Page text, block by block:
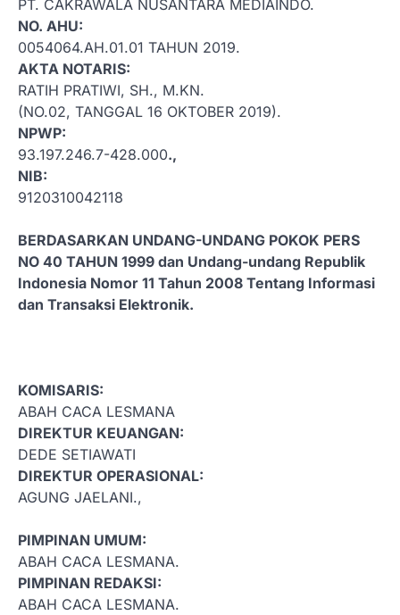
PT. CAKRAWALA NUSANTARA MEDIAINDO.
NO. AHU:
0054064.AH.01.01 TAHUN 2019.
AKTA NOTARIS:
RATIH PRATIWI, SH., M.KN.
(NO.02, TANGGAL 16 OKTOBER 2019).
NPWP:
93.197.246.7-428.000.,
NIB:
9120310042118
BERDASARKAN UNDANG-UNDANG POKOK PERS
NO 40 TAHUN 1999 dan Undang-undang Republik
Indonesia Nomor 11 Tahun 2008 Tentang Informasi
dan Transaksi Elektronik.
KOMISARIS:
ABAH CACA LESMANA
DIREKTUR KEUANGAN:
DEDE SETIAWATI
DIREKTUR OPERASIONAL:
AGUNG JAELANI.,
PIMPINAN UMUM:
ABAH CACA LESMANA.
PIMPINAN REDAKSI:
ABAH CACA LESMANA.